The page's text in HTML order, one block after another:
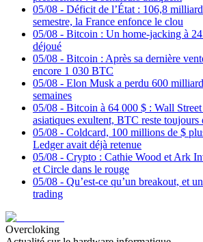
05/08 - Déficit de l’État : 106,8
semestre, la France enfonce le clou
05/08 - Bitcoin : Un home-jacking à
déjoué
05/08 - Bitcoin : Après sa dernière
encore 1 030 BTC
05/08 - Elon Musk a perdu 600
semaines
05/08 - Bitcoin à 64 000 $ : Wall Street
asiatiques exultent, BTC reste toujours
05/08 - Coldcard, 100 millions de $
Ledger avait déjà retenue
05/08 - Crypto : Cathie Wood et Ark
et Circle dans le rouge
05/08 - Qu’est-ce qu’un breakout, et
trading
Overcloking